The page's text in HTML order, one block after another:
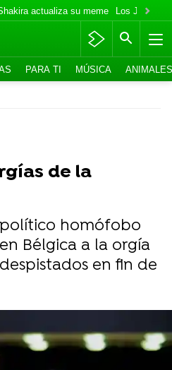
actualiza su meme Los Jonas
PARA TI MÚSICA ANIMALES
de la
homófobo
Bélgica a la orgía
en fin de